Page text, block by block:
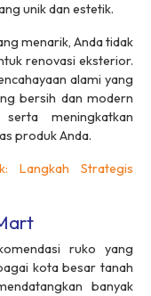
unik dan estetik.
menarik, Anda tidak
renovasi eksterior.
alami yang
bersih dan modern
meningkatkan
produk Anda.
Langkah Strategis
ruko yang
kota besar tanah
banyak